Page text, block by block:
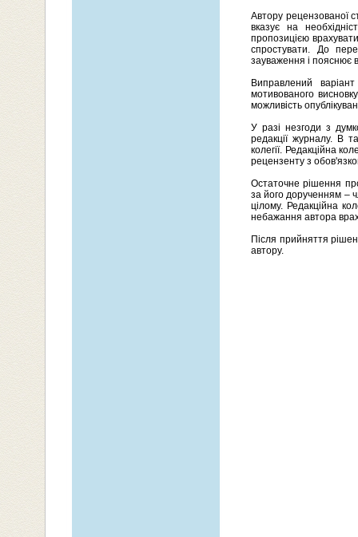
Автору рецензованої
вказує на
пропозицією
спростувати. До
зауваження і пояснює
Виправлений
мотивованого
можливість
У разі незгоди з
редакції журналу. В
колегії. Редакційна
рецензенту з
Остаточне рішення
за його дорученням –
цілому. Редакційна
небажання автора
Після прийняття
автору.